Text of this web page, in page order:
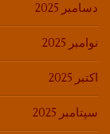
دسامبر 2025
نوامبر 2025
اکتبر 2025
سپتامبر 2025